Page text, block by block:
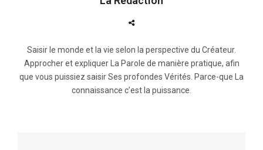
Saisir le monde et la vie selon la perspective du Créateur.
Approcher et expliquer La Parole de manière pratique, afin
que vous puissiez saisir Ses profondes Vérités. Parce-que La
connaissance c’est la puissance.